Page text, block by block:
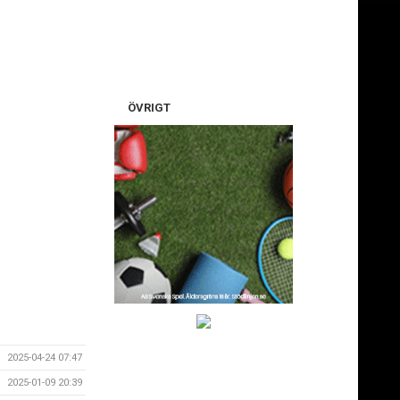
2025-04-24 07:47
2025-01-09 20:39
ÖVRIGT